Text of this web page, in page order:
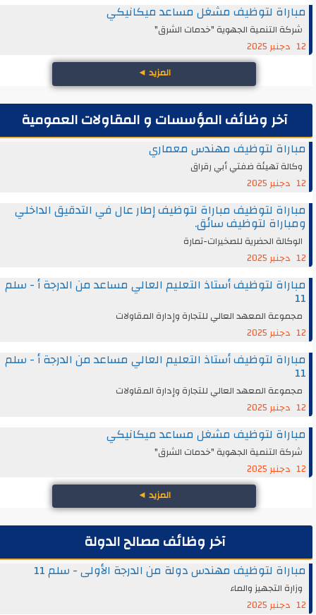
مباراة لتوظيف مشغل مساعد ميكانيكي
شركة التنمية الجهوية "خدمات الشرق"
12 دجنبر 2025
المزيد◄
آخر وظائف المؤسسات و المقاولات العمومية
مباراة لتوظيف مهندس معماري
وكالة تهيئة ضفتي أبي رقراق
12 دجنبر 2025
مباراة لتوظيف مباراة لتوظيف إطار عال في التدقيق الداخلي
ومباراة لتوظيف سائق.
الوكالة الحضرية للصخيرات-تمارة
12 دجنبر 2025
مباراة لتوظيف أستاذ التعليم العالي مساعد من الدرجة أ - سلم
11
مجموعة المعهد العالي للتجارة وإدارة المقاولات
12 دجنبر 2025
مباراة لتوظيف أستاذ التعليم العالي مساعد من الدرجة أ - سلم
11
مجموعة المعهد العالي للتجارة وإدارة المقاولات
12 دجنبر 2025
مباراة لتوظيف مشغل مساعد ميكانيكي
شركة التنمية الجهوية "خدمات الشرق"
12 دجنبر 2025
المزيد◄
آخر وظائف مصالح الدولة
مباراة لتوظيف مهندس دولة من الدرجة الأولى - سلم 11
وزارة التجهيز والماء
12 دجنبر 2025